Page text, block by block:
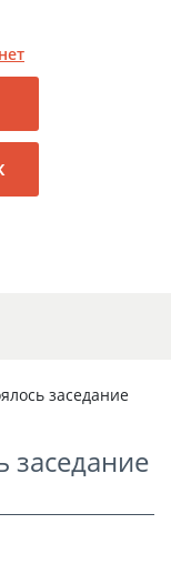
заседание
заседание